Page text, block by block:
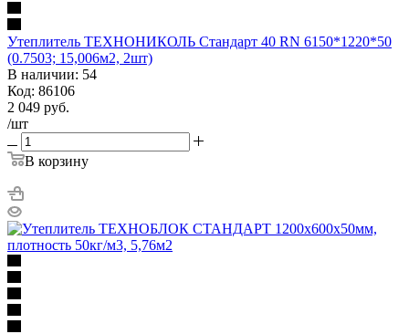
Утеплитель ТЕХНОНИКОЛЬ Стандарт 40 RN 6150*1220*50
(0.7503; 15,006м2, 2шт)
В наличии: 54
Код: 86106
2 049 руб.
/шт
В корзину